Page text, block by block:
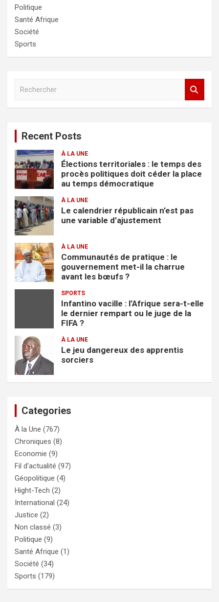
Politique
Santé Afrique
Société
Sports
c
h
e
r
Recent Posts
À LA UNE
Élections territoriales : le temps des
procès politiques doit céder la place
au temps démocratique
À LA UNE
Le calendrier républicain n’est pas
une variable d’ajustement
À LA UNE
Communautés de pratique : le
gouvernement met-il la charrue
avant les bœufs ?
SPORTS
Infantino vacille : l’Afrique sera-t-elle
le dernier rempart ou le juge de la
FIFA ?
À LA UNE
Le jeu dangereux des apprentis
sorciers
Categories
À la Une (767)
Chroniques (8)
Economie (9)
Fil d'actualité (97)
Géopolitique (4)
Hight-Tech (2)
International (24)
Justice (2)
Non classé (3)
Politique (9)
Santé Afrique (1)
Société (34)
Sports (179)